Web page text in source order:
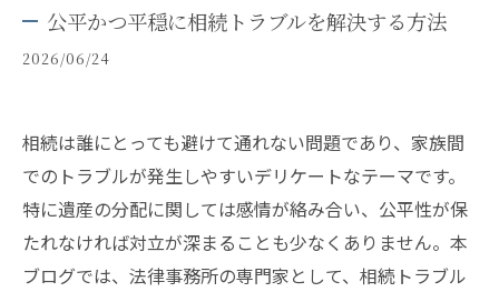
公平かつ平穏に相続トラブルを解決する方法
2026/06/24
相続は誰にとっても避けて通れない問題であり、家族間
でのトラブルが発生しやすいデリケートなテーマです。
特に遺産の分配に関しては感情が絡み合い、公平性が保
たれなければ対立が深まることも少なくありません。本
ブログでは、法律事務所の専門家として、相続トラブル